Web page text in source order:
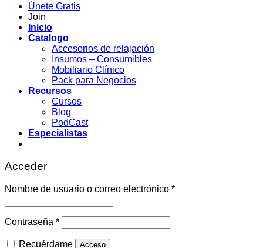
Únete Gratis
Join
Inicio
Catalogo
Accesorios de relajación
Insumos – Consumibles
Mobiliario Clínico
Pack para Negocios
Recursos
Cursos
Blog
PodCast
Especialistas
Acceder
Nombre de usuario o correo electrónico *Obligatorio
Contraseña *Obligatorio
Recuérdame Acceso